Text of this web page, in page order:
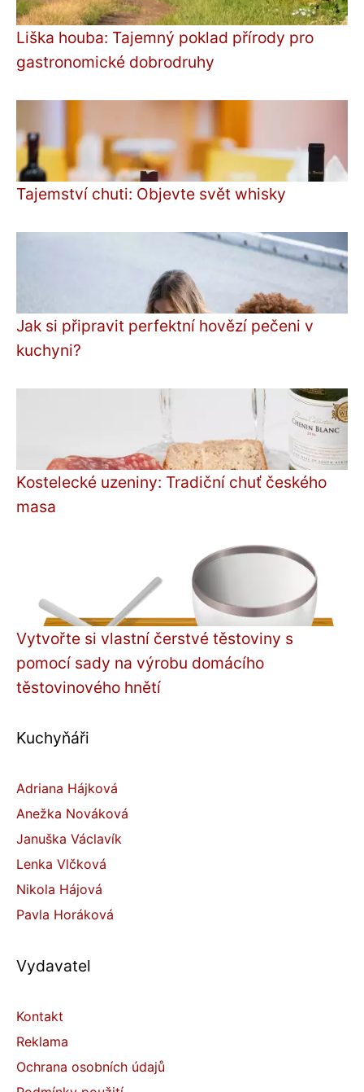
Liška houba: Tajemný poklad přírody pro
gastronomické dobrodruhy
Tajemství chuti: Objevte svět whisky
Jak si připravit perfektní hovězí pečeni v
kuchyni?
Kostelecké uzeniny: Tradiční chuť českého
masa
Vytvořte si vlastní čerstvé těstoviny s
pomocí sady na výrobu domácího
těstovinového hnětí
Kuchyňáři
Adriana Hájková
Anežka Nováková
Januška Václavík
Lenka Vlčková
Nikola Hájová
Pavla Horáková
Vydavatel
Kontakt
Reklama
Ochrana osobních údajů